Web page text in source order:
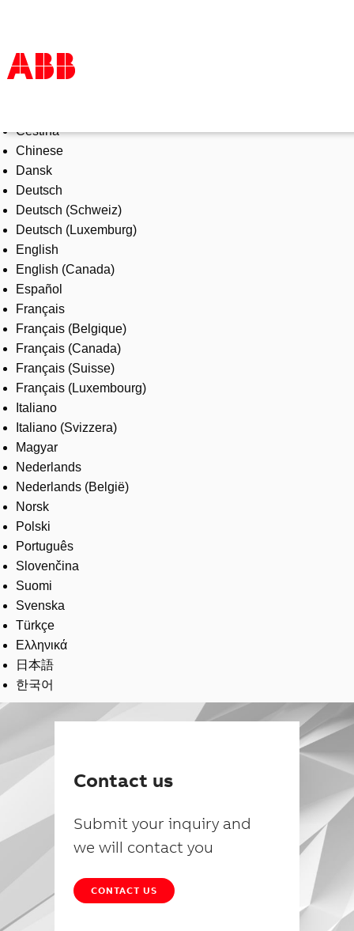
Products & Solutions
Industries
Services
About us
Where to buy
Contact us
Careers
Čeština
Chinese
Dansk
Deutsch
Deutsch (Schweiz)
Deutsch (Luxemburg)
English
English (Canada)
Español
Français
Français (Belgique)
Français (Canada)
Français (Suisse)
Français (Luxembourg)
Italiano
Italiano (Svizzera)
Magyar
Nederlands
Nederlands (België)
Norsk
Polski
Português
Slovenčina
Suomi
Svenska
Türkçe
Ελληνικά
日本語
한국어
Contact us
Submit your inquiry and
we will contact you
CONTACT US